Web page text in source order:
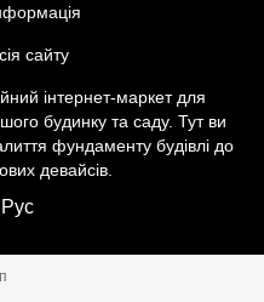
сайту
інтернет-маркет для
будинку та саду. Тут ви
фундаменту будівлі до
девайсів.
Рус